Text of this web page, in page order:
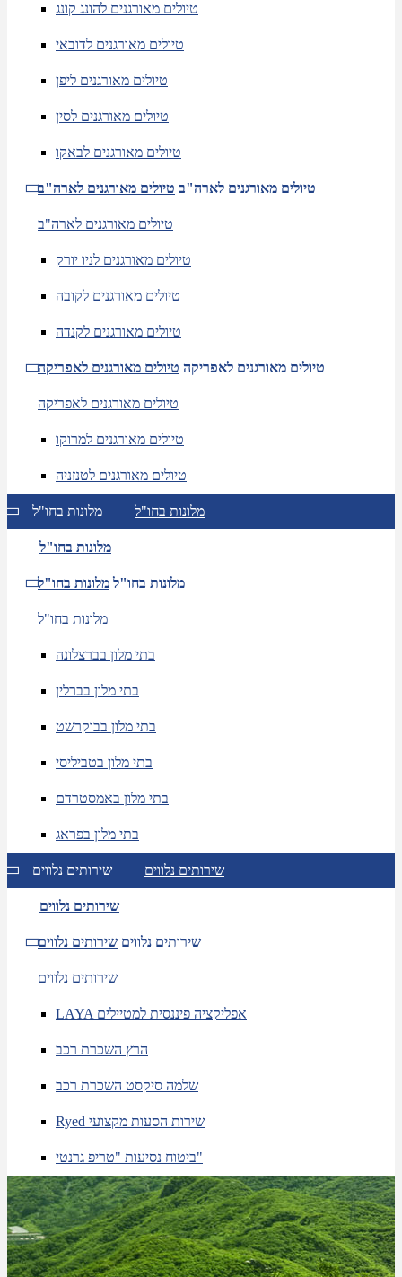
טיולים מאורגנים להונג קונג
טיולים מאורגנים לדובאי
טיולים מאורגנים ליפן
טיולים מאורגנים לסין
טיולים מאורגנים לבאקו
טיולים מאורגנים לארה"ב טיולים מאורגנים לארה"ב
טיולים מאורגנים לארה"ב
טיולים מאורגנים לניו יורק
טיולים מאורגנים לקובה
טיולים מאורגנים לקנדה
טיולים מאורגנים לאפריקה טיולים מאורגנים לאפריקה
טיולים מאורגנים לאפריקה
טיולים מאורגנים למרוקו
טיולים מאורגנים לטנזניה
מלונות בחו"ל מלונות בחו"ל
מלונות בחו"ל
מלונות בחו"ל מלונות בחו"ל
מלונות בחו"ל
בתי מלון בברצלונה
בתי מלון בברלין
בתי מלון בבוקרשט
בתי מלון בטביליסי
בתי מלון באמסטרדם
בתי מלון בפראג
שירותים נלווים שירותים נלווים
שירותים נלווים
שירותים נלווים שירותים נלווים
שירותים נלווים
LAYA אפליקציה פיננסית למטיילים
הרץ השכרת רכב
שלמה סיקסט השכרת רכב
Ryed שירות הסעות מקצועי
ביטוח נסיעות "טריפ גרנטי"